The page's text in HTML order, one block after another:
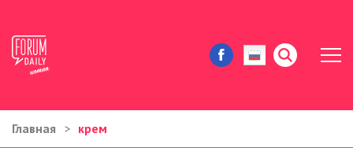
ЖИЗНЬ И ИСТОРИИ
Главная крем